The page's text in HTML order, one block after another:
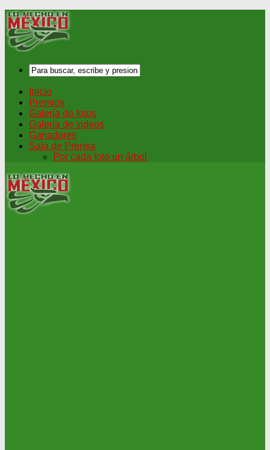
Inicio
Premios
Galería de fotos
Galería de videos
Ganadores
Sala de Prensa
Por cada foto un árbol